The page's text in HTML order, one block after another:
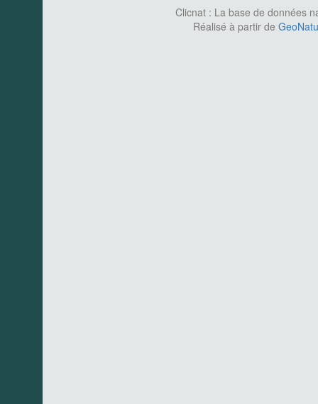
Clicnat : La base de données
Réalisé à partir de